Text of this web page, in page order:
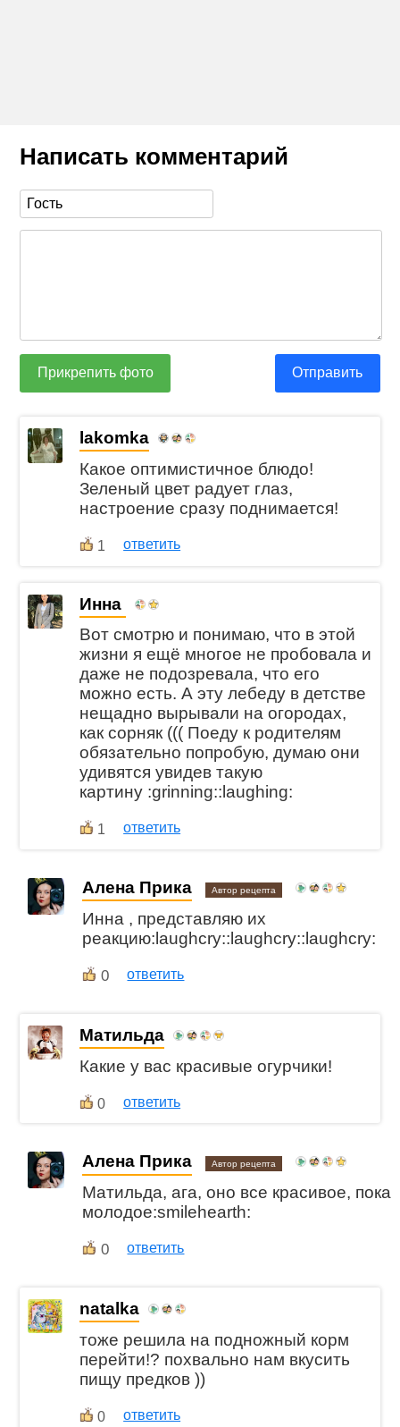
Написать комментарий
Прикрепить фото Отправить
lakomka
Какое оптимистичное блюдо!
Зеленый цвет радует глаз,
настроение сразу поднимается!
1 ответить
Инна
Вот смотрю и понимаю, что в этой
жизни я ещё многое не пробовала и
даже не подозревала, что его
можно есть. А эту лебеду в детстве
нещадно вырывали на огородах,
как сорняк ((( Поеду к родителям
обязательно попробую, думаю они
удивятся увидев такую
картину :grinning::laughing:
1 ответить
Алена Прика Автор рецепта
Инна , представляю их
реакцию:laughcry::laughcry::laughcry:
0 ответить
Матильда
Какие у вас красивые огурчики!
0 ответить
Алена Прика Автор рецепта
Матильда, ага, оно все красивое, пока
молодое:smilehearth:
0 ответить
natalka
тоже решила на подножный корм
перейти!? похвально нам вкусить
пищу предков ))
0 ответить